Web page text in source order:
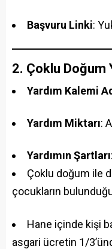
Başvuru Linki:
2. Çoklu Doğum
Yardım Kalemi
Yardım Miktarı:
Yardımın Şartları:
Çoklu doğum ile
çocukların
Hane içinde kişi
asgari ücretin 1/